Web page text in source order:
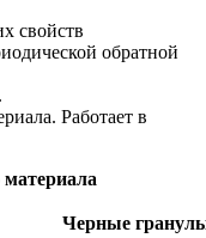
свойств
обратной
Работает в
Черные